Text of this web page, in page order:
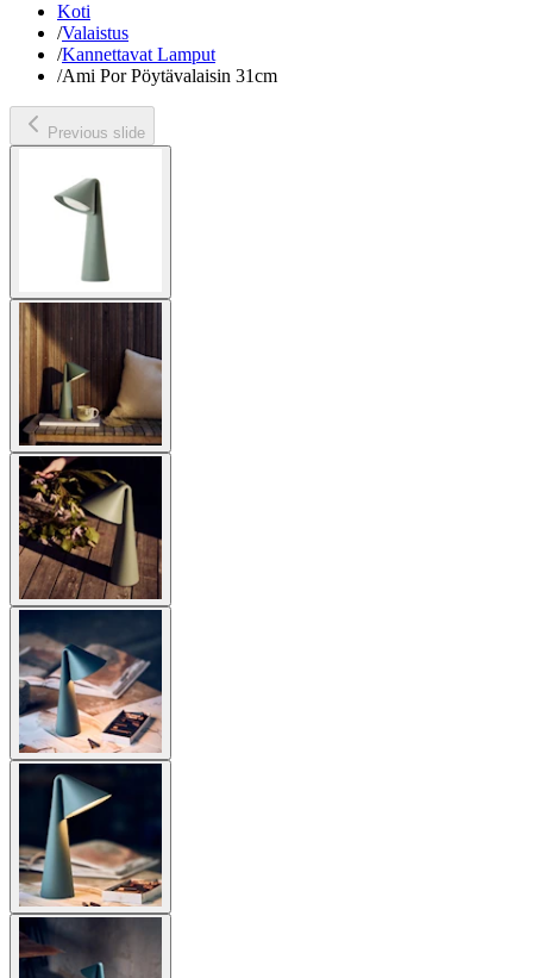
Koti
/Valaistus
/Kannettavat Lamput
/Ami Por Pöytävalaisin 31cm
Previous slide